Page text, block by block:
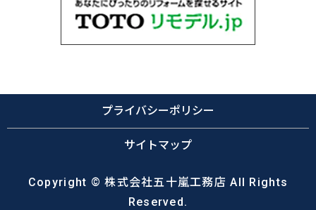
プライバシーポリシー
サイトマップ
Copyright © 株式会社五十嵐工務店 All Rights
Reserved.